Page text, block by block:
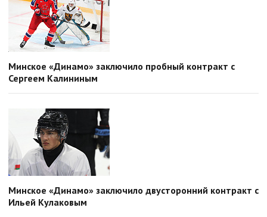
Минское «Динамо» заключило пробный контракт с
Сергеем Калининым
Минское «Динамо» заключило двусторонний контракт с
Ильей Кулаковым